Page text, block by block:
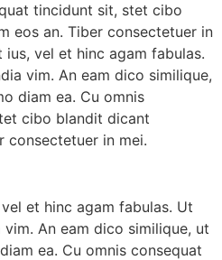
tincidunt sit, stet cibo
eos an. Tiber consectetuer in
vel et hinc agam fabulas.
vim. An eam dico similique,
diam ea. Cu omnis
cibo blandit dicant
consectetuer in mei.
et hinc agam fabulas. Ut
An eam dico similique, ut
ea. Cu omnis consequat